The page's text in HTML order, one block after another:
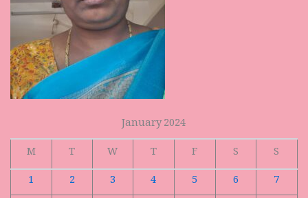
January 2024
M
T W T F S
S
1
2 3 4 5 6
7